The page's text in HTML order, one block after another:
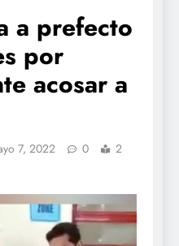
a prefecto
por
acosar a
7, 2022 0
2